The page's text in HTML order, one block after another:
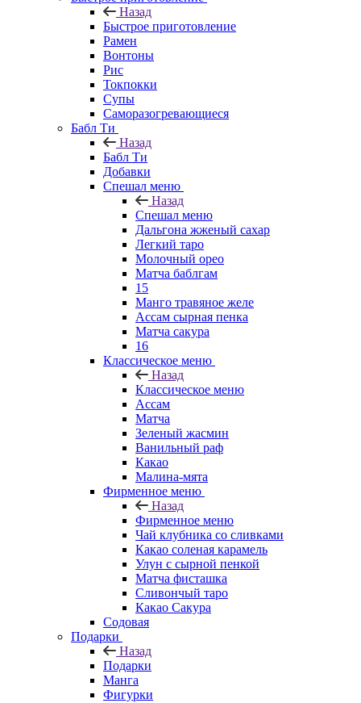
Назад
Быстрое приготовление
Рамен
Вонтоны
Рис
Токпокки
Супы
Саморазогревающиеся
Бабл Ти
Назад
Бабл Ти
Добавки
Спешал меню
Назад
Спешал меню
Дальгона жженый сахар
Легкий таро
Молочный орео
Матча баблгам
15
Манго травяное желе
Ассам сырная пенка
Матча сакура
16
Классическое меню
Назад
Классическое меню
Ассам
Матча
Зеленый жасмин
Ванильный раф
Какао
Малина-мята
Фирменное меню
Назад
Фирменное меню
Чай клубника со сливками
Какао соленая карамель
Улун с сырной пенкой
Матча фисташка
Сливончый таро
Какао Сакура
Содовая
Подарки
Назад
Подарки
Манга
Фигурки